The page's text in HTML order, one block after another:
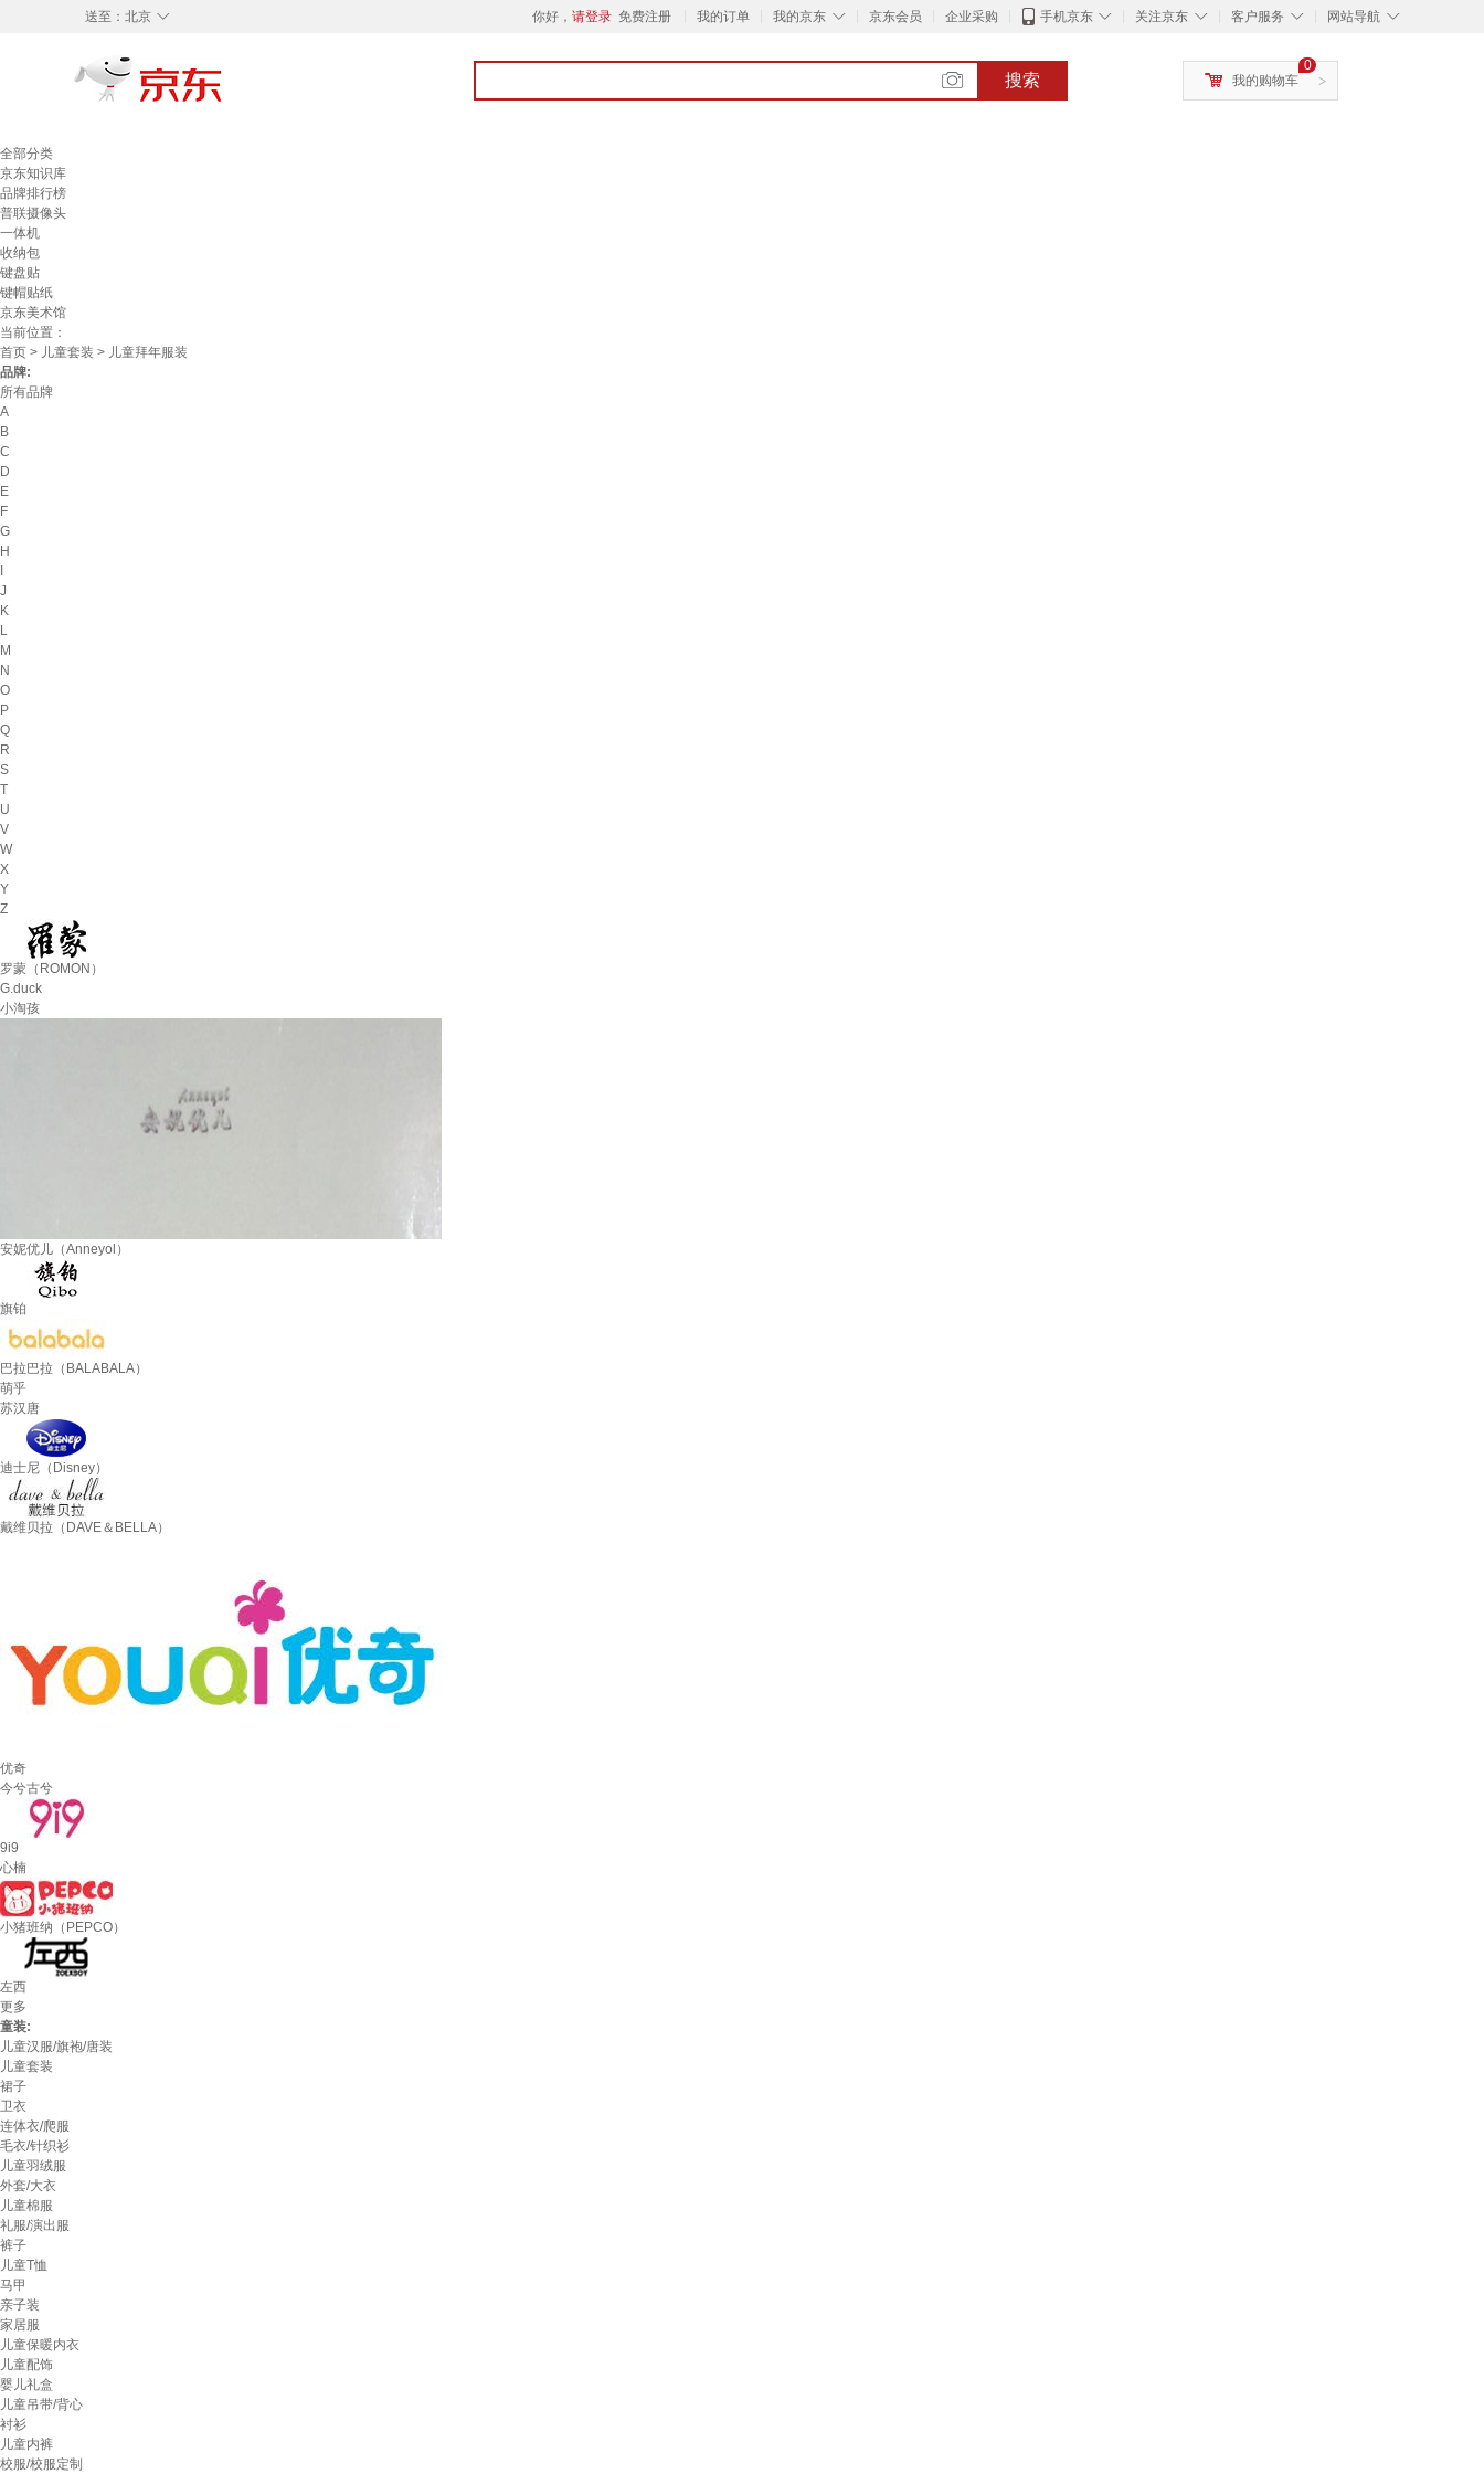
◇
送至： 北京 你好， 请登录 免费注册 我的订单 ◇
我的京东 京东会员 企业采购 ◇
手机京东 ◇
关注京东 ◇
客户服务 ◇
网站导航
搜索 >
0
我的购物车
全部分类
京东知识库
品牌排行榜
普联摄像头
一体机
收纳包
键盘贴
键帽贴纸
京东美术馆
当前位置：
首页 > 儿童套装 > 儿童拜年服装
品牌:
所有品牌
A
B
C
D
E
F
G
H
J
K
L
M
N
O
P
Q
R
S
T
U
V
W
X
Y
Z
罗蒙（ROMON）
G.duck
小淘孩
安妮优儿（Anneyol）
旗铂
巴拉巴拉（BALABALA）
萌乎
苏汉唐
迪士尼（Disney）
戴维贝拉（DAVE＆BELLA）
优奇
今兮古兮
9i9
心楠
小猪班纳（PEPCO）
左西
更多
童装:
儿童汉服/旗袍/唐装
儿童套装
裙子
卫衣
连体衣/爬服
毛衣/针织衫
儿童羽绒服
外套/大衣
儿童棉服
礼服/演出服
裤子
儿童T恤
马甲
亲子装
家居服
儿童保暖内衣
儿童配饰
婴儿礼盒
儿童吊带/背心
衬衫
儿童内裤
校服/校服定制